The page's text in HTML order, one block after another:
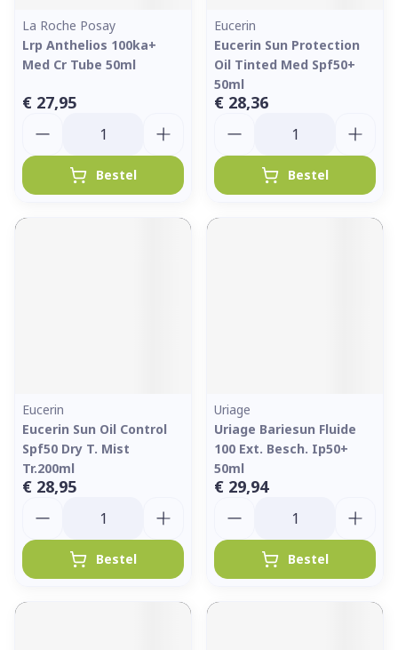
La Roche Posay
Lrp Anthelios 100ka+
Med Cr Tube 50ml
€ 27,95
Bestel
Eucerin
Eucerin Sun Protection
Oil Tinted Med Spf50+
50ml
€ 28,36
Bestel
Eucerin
Eucerin Sun Oil Control
Spf50 Dry T. Mist
Tr.200ml
€ 28,95
Bestel
Uriage
Uriage Bariesun Fluide
100 Ext. Besch. Ip50+
50ml
€ 29,94
Bestel